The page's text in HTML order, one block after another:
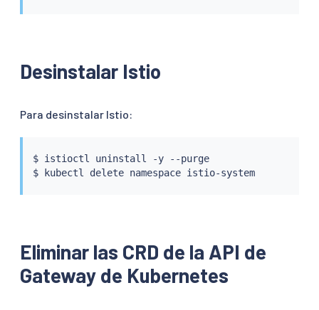
Desinstalar Istio
Para desinstalar Istio:
$ istioctl uninstall -y --purge
$
kubectl delete namespace istio-system
Eliminar las CRD de la API de
Gateway de Kubernetes